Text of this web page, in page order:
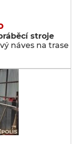
stroje
náves na trase